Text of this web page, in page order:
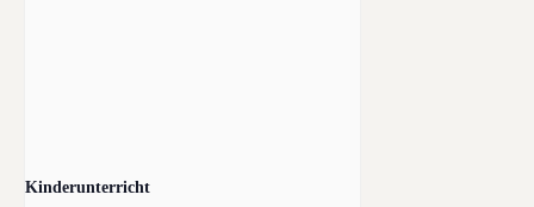
Kinderunterricht